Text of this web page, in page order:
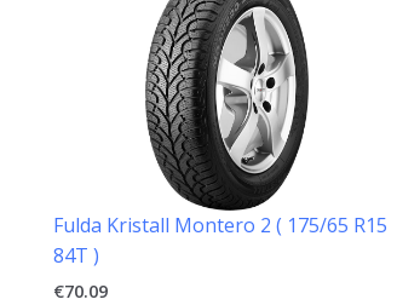
Fulda Kristall Montero 2 ( 175/65 R15
84T )
€70.09